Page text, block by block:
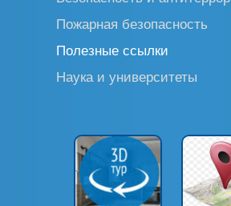
Пожарная безопасность
Полезные ссылки
Наука и университеты